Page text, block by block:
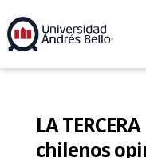
LA
chilenos